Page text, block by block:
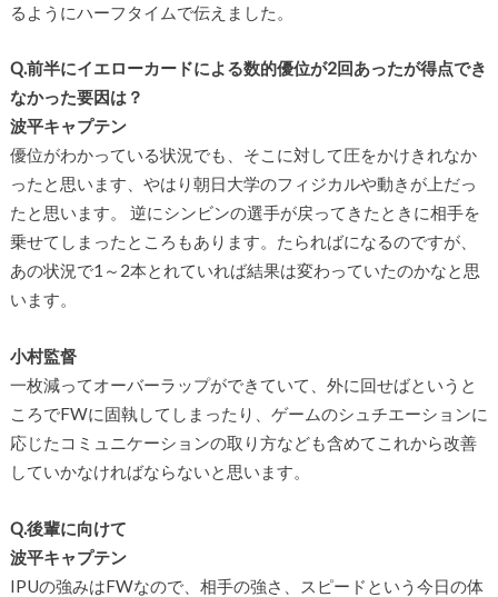
るようにハーフタイムで伝えました。
Q.前半にイエローカードによる数的優位が2回あったが得点でき
なかった要因は？
波平キャプテン
優位がわかっている状況でも、そこに対して圧をかけきれなか
ったと思います、やはり朝日大学のフィジカルや動きが上だっ
たと思います。 逆にシンビンの選手が戻ってきたときに相手を
乗せてしまったところもあります。たらればになるのですが、
あの状況で1～2本とれていれば結果は変わっていたのかなと思
います。
小村監督
一枚減ってオーバーラップができていて、外に回せばというと
ころでFWに固執してしまったり、ゲームのシュチエーションに
応じたコミュニケーションの取り方なども含めてこれから改善
していかなければならないと思います。
Q.後輩に向けて
波平キャプテン
IPUの強みはFWなので、相手の強さ、スピードという今日の体